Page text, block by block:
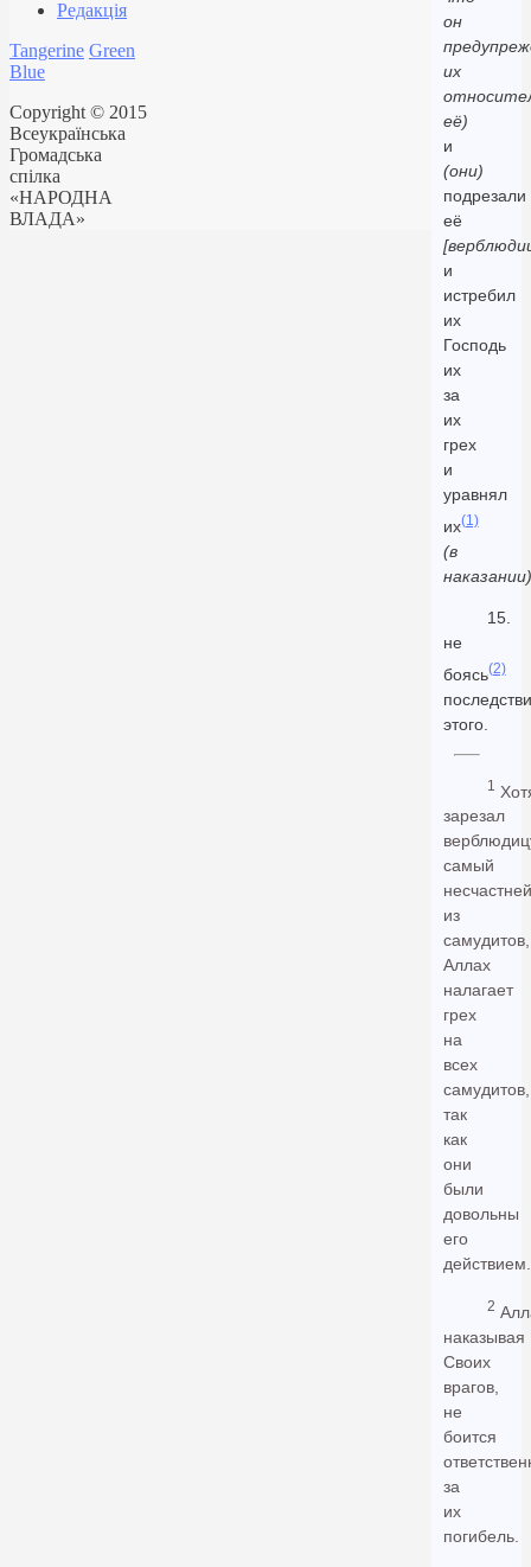
он
их
её)
и
(они)
подрезали
её
и
истребил
их
Господь
их
за
их
грех
и
уравнял
их(1)
(в
наказании)
15.
не
боясь(2)
этого.
1
зарезал
самый
из
самудитов,
Аллах
налагает
грех
на
всех
самудитов,
так
как
они
были
довольны
его
действием.
2
наказывая
Своих
врагов,
не
боится
за
их
погибель.
Редакція
Tangerine Green
Blue
Copyright © 2015
Всеукраїнська
Громадська
спілка
«НАРОДНА
ВЛАДА»